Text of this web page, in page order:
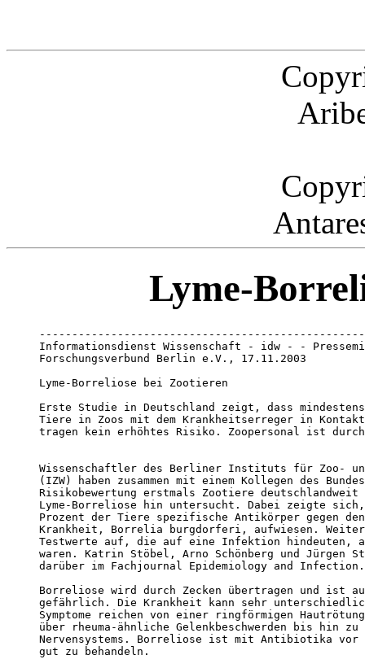
Lyme-
Informationsdienst Wissenschaft - idw - -
Forschungsverbund Berlin e.V., 17.11.2003
Lyme-Borreliose bei Zootieren
Erste Studie in Deutschland zeigt, dass
Tiere in Zoos mit dem Krankheitserreger in Kontakt
tragen kein erhöhtes Risiko. Zoopersonal ist
Wissenschaftler des Berliner Instituts für Zoo-
(IZW) haben zusammen mit einem Kollegen des
Risikobewertung erstmals Zootiere deutschlandweit
Lyme-Borreliose hin untersucht. Dabei zeigte
Prozent der Tiere spezifische Antikörper gegen
Krankheit, Borrelia burgdorferi, aufwiesen.
Testwerte auf, die auf eine Infektion hindeuten,
waren. Katrin Stöbel, Arno Schönberg und Jürgen
darüber im Fachjournal Epidemiology and
Borreliose wird durch Zecken übertragen und ist
gefährlich. Die Krankheit kann sehr
Symptome reichen von einer ringförmigen
über rheuma-ähnliche Gelenkbeschwerden bis hin zu
Nervensystems. Borreliose ist mit Antibiotika vor
gut zu behandeln.